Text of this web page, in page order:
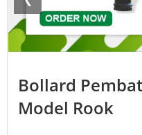
Bollard
Model Rook